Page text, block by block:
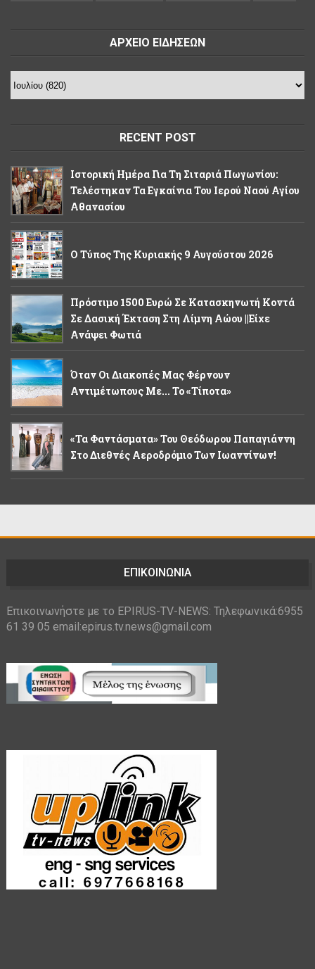
ΑΡΧΕΙΟ ΕΙΔΗΣΕΩΝ
RECENT POST
Ιστορική Ημέρα Για Τη Σιταριά Πωγωνίου:
Τελέστηκαν Τα Εγκαίνια Του Ιερού Ναού Αγίου
Αθανασίου
Ο Τύπος Της Κυριακής 9 Αυγούστου 2026
Πρόστιμο 1500 Ευρώ Σε Κατασκηνωτή Κοντά
Σε Δασική Έκταση Στη Λίμνη Αώου ||Είχε
Ανάψει Φωτιά
Όταν Οι Διακοπές Μας Φέρνουν
Αντιμέτωπους Με... Το «τίποτα»
«Τα Φαντάσματα» Του Θεόδωρου Παπαγιάννη
Στο Διεθνές Αεροδρόμιο Των Ιωαννίνων!
ΕΠΙΚΟΙΝΩΝΙΑ
Επικοινωνήστε με το EPIRUS-TV-NEWS: Τηλεφωνικά:6955
61 39 05 email:epirus.tv.news@gmail.com